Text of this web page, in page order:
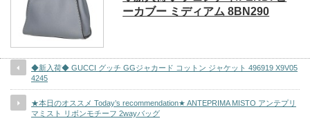
ーカブー ミディアム 8BN290
◆新入荷◆ GUCCI グッチ GGジャカード コットン ジャケット 496919 X9V05
4245
★本日のオススメ Today’s recommendation★ ANTEPRIMA MISTO アンテプリ
マミスト リボンモチーフ 2wayバッグ